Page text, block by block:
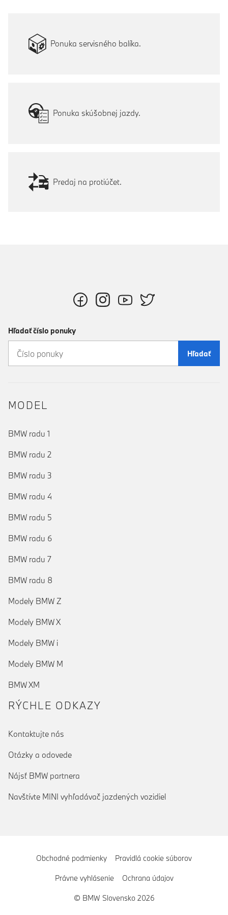
Ponuka servisného balíka.
Ponuka skúšobnej jazdy.
Predaj na protiúčet.
Hľadať číslo ponuky
Hľadať
MODEL
BMW radu 1
BMW radu 2
BMW radu 3
BMW radu 4
BMW radu 5
BMW radu 6
BMW radu 7
BMW radu 8
Modely BMW Z
Modely BMW X
Modely BMW i
Modely BMW M
BMW XM
RÝCHLE ODKAZY
Kontaktujte nás
Otázky a odovede
Nájsť BMW partnera
Navštívte MINI vyhľadávač jazdených vozidiel
Obchodné podmienky Pravidlá cookie súborov
Právne vyhlásenie Ochrana údajov
© BMW Slovensko 2026